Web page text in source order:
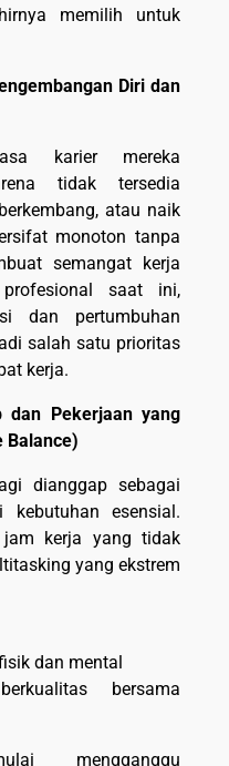
memilih untuk
Diri dan
karier mereka
tidak tersedia
atau naik
monoton tanpa
semangat kerja
saat ini,
dan pertumbuhan
salah satu prioritas
kerja.
dan Pekerjaan yang
Balance)
dianggap sebagai
kebutuhan esensial.
jam kerja yang tidak
yang ekstrem
dan mental
bersama
mengganggu